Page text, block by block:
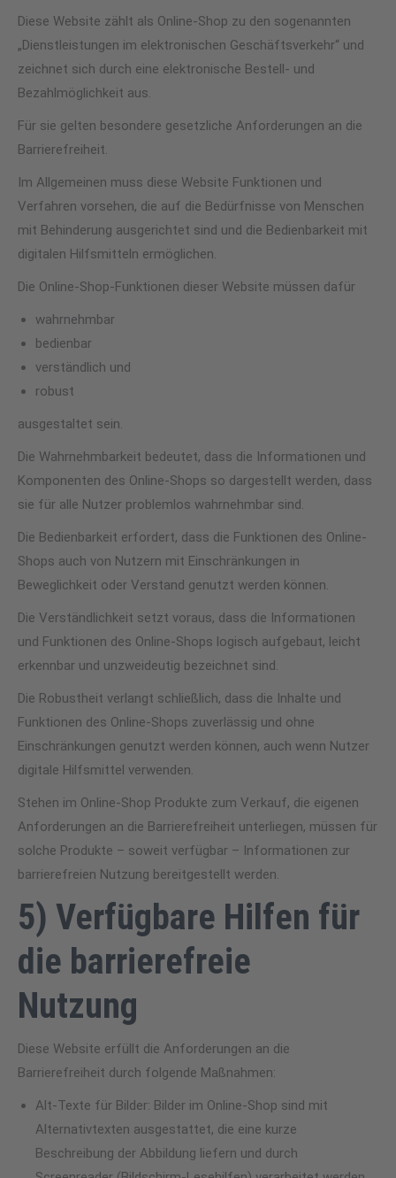
Diese Website zählt als Online-Shop zu den sogenannten
„Dienstleistungen im elektronischen Geschäftsverkehr“ und
zeichnet sich durch eine elektronische Bestell- und
Bezahlmöglichkeit aus.
Für sie gelten besondere gesetzliche Anforderungen an die
Barrierefreiheit.
Im Allgemeinen muss diese Website Funktionen und
Verfahren vorsehen, die auf die Bedürfnisse von Menschen
mit Behinderung ausgerichtet sind und die Bedienbarkeit mit
digitalen Hilfsmitteln ermöglichen.
Die Online-Shop-Funktionen dieser Website müssen dafür
wahrnehmbar
bedienbar
verständlich und
robust
ausgestaltet sein.
Die Wahrnehmbarkeit bedeutet, dass die Informationen und
Komponenten des Online-Shops so dargestellt werden, dass
sie für alle Nutzer problemlos wahrnehmbar sind.
Die Bedienbarkeit erfordert, dass die Funktionen des Online-
Shops auch von Nutzern mit Einschränkungen in
Beweglichkeit oder Verstand genutzt werden können.
Die Verständlichkeit setzt voraus, dass die Informationen
und Funktionen des Online-Shops logisch aufgebaut, leicht
erkennbar und unzweideutig bezeichnet sind.
Die Robustheit verlangt schließlich, dass die Inhalte und
Funktionen des Online-Shops zuverlässig und ohne
Einschränkungen genutzt werden können, auch wenn Nutzer
digitale Hilfsmittel verwenden.
Stehen im Online-Shop Produkte zum Verkauf, die eigenen
Anforderungen an die Barrierefreiheit unterliegen, müssen für
solche Produkte – soweit verfügbar – Informationen zur
barrierefreien Nutzung bereitgestellt werden.
5) Verfügbare Hilfen für
die barrierefreie
Nutzung
Diese Website erfüllt die Anforderungen an die
Barrierefreiheit durch folgende Maßnahmen:
Alt-Texte für Bilder: Bilder im Online-Shop sind mit
Alternativtexten ausgestattet, die eine kurze
Beschreibung der Abbildung liefern und durch